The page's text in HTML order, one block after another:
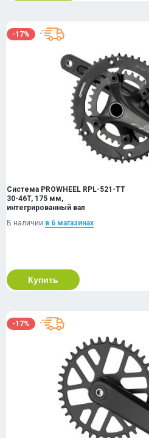
-17%
Система PROWHEEL RPL-521-TT
30-46T, 175 мм,
интегрированный вал
В наличии в 6 магазинах
Купить
-17%